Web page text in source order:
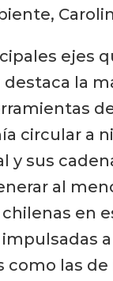
ejes
la
circular a
y sus
al
en
como las de